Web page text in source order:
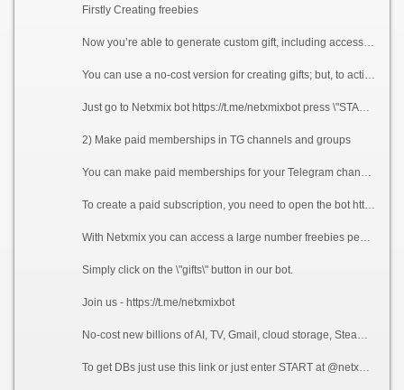
Firstly Creating freebies
Now you’re able to generate custom gift, including access, info, photos, videos, visuals, vouchers, coupons, exclusive discounts, special codes, and so on, including custom requirement for receiving the gift. Namely, requirement to claim present is subscribing to the channels you specified while setup and specific quantity of visits to your invite link in the bot.
You can use a no-cost version for creating gifts; but, to activate it, it’s required to include a few channels in your channel subscription.
Just go to Netxmix bot https://t.me/netxmixbot press \"START\" after that tap \"create a free gift\".
2) Make paid memberships in TG channels and groups
You can make paid memberships for your Telegram channels and groups with this bot. Payouts will be handled automatically via crypto.
To create a paid subscription, you need to open the bot https://t.me/netxmixbot click \"START\" - profile then channels - add channel.
With Netxmix you can access a large number freebies people have already generated, all you’re able to receive 100% for free.
Simply click on the \"gifts\" button in our bot.
Join us - https://t.me/netxmixbot
No-cost new billions of AI, TV, Gmail, cloud storage, Steam, game data, private networks, chat, TG, cloud, and more data at TG bot.
To get DBs just use this link or just enter START at @netxmixbot, select Free Gifts from menu, select category ulp-databases, NET-Archives, NCloud after that press on the database.